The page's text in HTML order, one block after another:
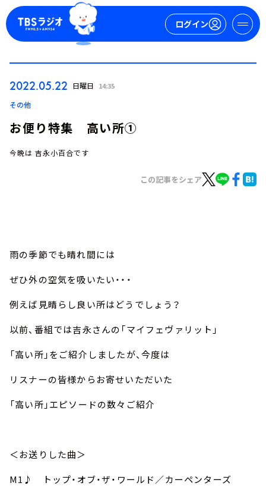
ログイン
TBS Podcast
お知らせ
イベント・グッズ
YouTube
2022.05.22 日曜日 14:35
その他
お便り特集 高い所①
今晩は 吉永小百合です
この記事をシェア
雨の季節でも晴れ間には
ぜひ外の空気を吸いたい・・・
例えば見晴らし良い所はどうでしょう？
以前、番組では吉永さんの「マイフェヴァリット」
「高い所」をご紹介しましたが、今度は
リスナーの皆様からお寄せいただいた
「高い所」エピソードの数々ご紹介
＜お送りした曲＞
M1♪ トップ・オブ・ザ・ワールド／カーペンターズ